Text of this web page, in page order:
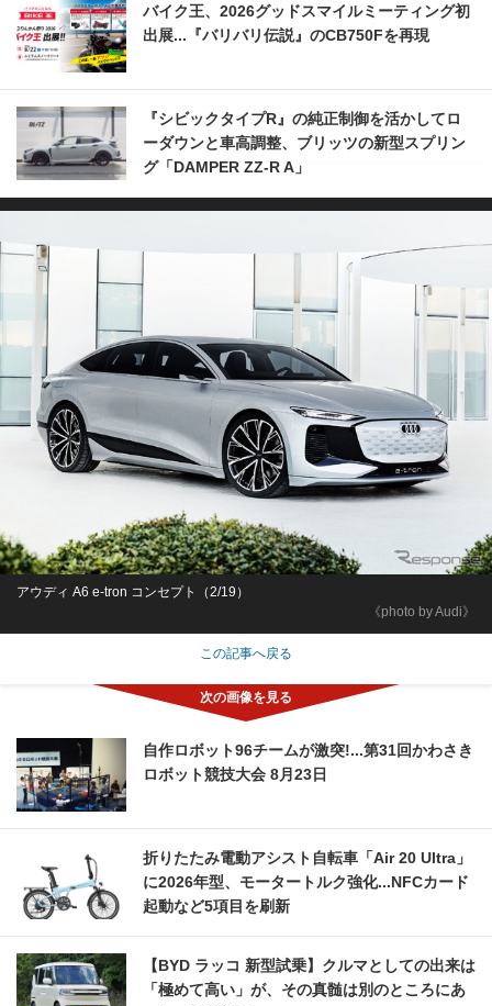
バイク王、2026グッドスマイルミーティング初
出展...『バリバリ伝説』のCB750Fを再現
『シビックタイプR』の純正制御を活かしてロ
ーダウンと車高調整、ブリッツの新型スプリン
グ「DAMPER ZZ-R A」
《photo by Audi》
アウディ A6 e-tron コンセプト（2/19）
この記事へ戻る
自作ロボット96チームが激突!...第31回かわさき
ロボット競技大会 8月23日
折りたたみ電動アシスト自転車「Air 20 Ultra」
に2026年型、モータートルク強化...NFCカード
起動など5項目を刷新
【BYD ラッコ 新型試乗】クルマとしての出来は
「極めて高い」が、その真髄は別のところにあ